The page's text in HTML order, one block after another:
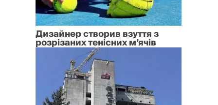
Дизайнер створив взуття з
розрізаних тенісних м’ячів